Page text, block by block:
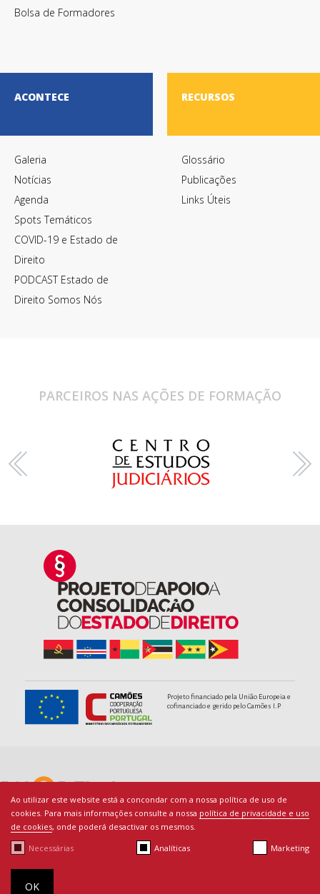
Ao utilizar este website está a concondar com a nossa política de uso de
cookies. Para mais informações consulte a nossa política de privacidade e uso
de cookies, onde poderá desactivar os mesmos.
Necessárias
Analíticas Marketing
OK
Bolsa de Formadores
ACONTECE
Galeria
Notícias
Agenda
Spots Temáticos
COVID-19 e Estado de
Direito
PODCAST Estado de
Direito Somos Nós
RECURSOS
Glossário
Publicações
Links Úteis
PARCEIROS NAS AÇÕES DE FORMAÇÃO
Projeto financiado pela União Europeia e
cofinanciado e gerido pelo Camões I.P